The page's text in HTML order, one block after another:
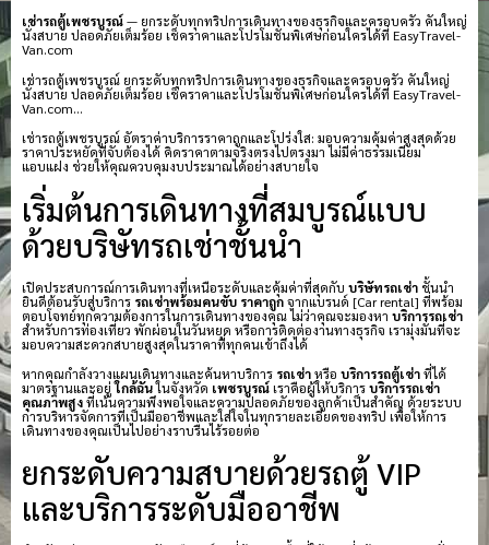
เช่ารถตู้เพชรบูรณ์— ยกระดับทุกทริปการเดินทางของธุรกิจและครอบครัว คันใหญ่
นั่งสบาย ปลอดภัยเต็มร้อย เช็คราคาและโปรโมชั่นพิเศษก่อนใครได้ที่ EasyTravel-
Van.com
เช่ารถตู้เพชรบูรณ์ ยกระดับทุกทริปการเดินทางของธุรกิจและครอบครัว คันใหญ่
นั่งสบาย ปลอดภัยเต็มร้อย เช็คราคาและโปรโมชั่นพิเศษก่อนใครได้ที่ EasyTravel-
Van.com…
เช่ารถตู้เพชรบูรณ์ อัตราค่าบริการราคาถูกและโปร่งใส: มอบความคุ้มค่าสูงสุดด้วย
ราคาประหยัดที่จับต้องได้ คิดราคาตามจริงตรงไปตรงมา ไม่มีค่าธรรมเนียม
แอบแฝง ช่วยให้คุณควบคุมงบประมาณได้อย่างสบายใจ
เริ่มต้นการเดินทางที่สมบูรณ์แบบ
ด้วยบริษัทรถเช่าชั้นนำ
เปิดประสบการณ์การเดินทางที่เหนือระดับและคุ้มค่าที่สุดกับ บริษัทรถเช่า ชั้นนำ
ยินดีต้อนรับสู่บริการ รถเช่าพร้อมคนขับ ราคาถูกจากแบรนด์ [Car rental] ที่พร้อม
ตอบโจทย์ทุกความต้องการในการเดินทางของคุณ ไม่ว่าคุณจะมองหา บริการรถเช่า
สำหรับการท่องเที่ยว พักผ่อนในวันหยุด หรือการติดต่องานทางธุรกิจ เรามุ่งมั่นที่จะ
มอบความสะดวกสบายสูงสุดในราคาที่ทุกคนเข้าถึงได้
หากคุณกำลังวางแผนเดินทางและค้นหาบริการ รถเช่าหรือ บริการรถตู้เช่าที่ได้
มาตรฐานและอยู่ใกล้ฉันในจังหวัด เพชรบูรณ์เราคือผู้ให้บริการบริการรถเช่า
คุณภาพสูงที่เน้นความพึงพอใจและความปลอดภัยของลูกค้าเป็นสำคัญ ด้วยระบบ
การบริหารจัดการที่เป็นมืออาชีพและใส่ใจในทุกรายละเอียดของทริป เพื่อให้การ
เดินทางของคุณเป็นไปอย่างราบรื่นไร้รอยต่อ
ยกระดับความสบายด้วยรถตู้ VIP
และบริการระดับมืออาชีพ